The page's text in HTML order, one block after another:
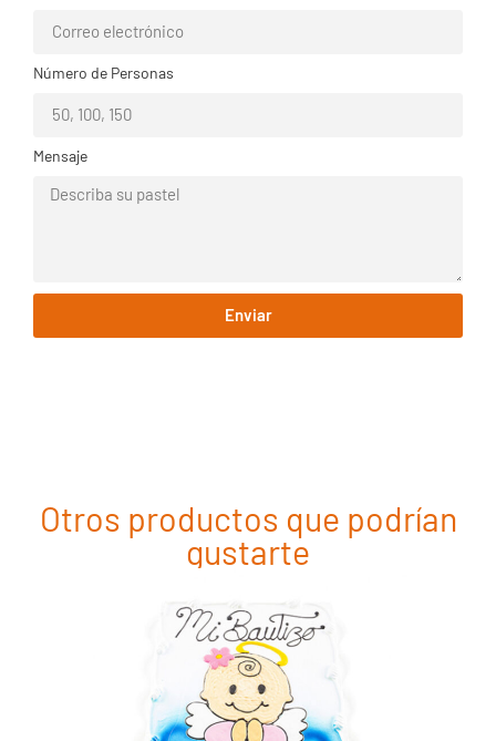
Número de Personas
Mensaje
Enviar
Otros productos que podrían
gustarte